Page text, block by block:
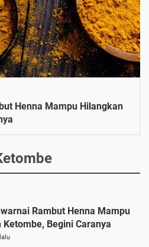
Henna Mampu Hilangkan
Rambut Henna Mampu
Ketombe, Begini Caranya